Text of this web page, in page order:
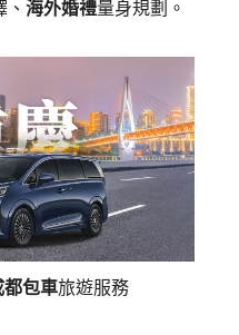
海外婚禮量身規劃。
都包車旅遊服務